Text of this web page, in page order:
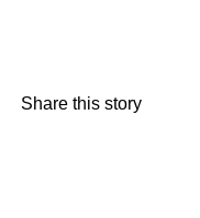
Share this story